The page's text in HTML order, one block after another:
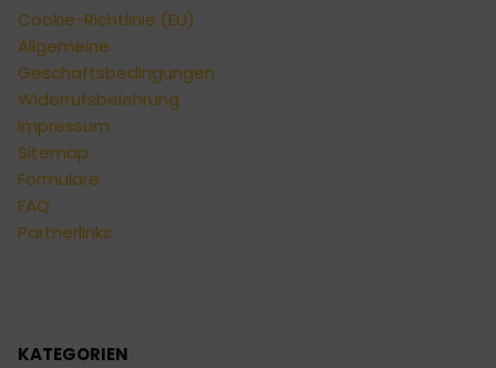
Cookie-Richtlinie (EU)
Allgemeine
Geschäftsbedingungen
Widerrufsbelehrung
Impressum
Sitemap
Formulare
FAQ
Partnerlinks
KATEGORIEN